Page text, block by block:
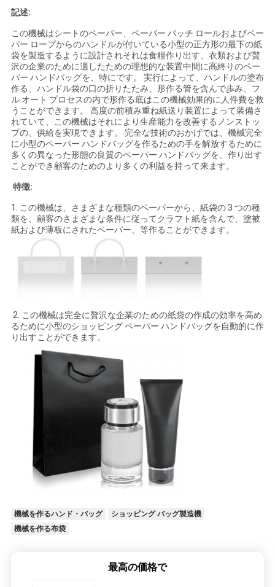
な
さ
い
地
図
PRIVACY
POLICY
記述:
この機械はシートのペーパー、ペーパー パッチ ロールおよびペー
パー ロープからのハンドルが付いている小型の正方形の最下の紙
袋を製造するように設計されそれは食糧作り出す、衣類および贅
沢の企業のために適したための理想的な装置中間に高終りのペー
パー ハンドバッグを、特にです。 実行によって、ハンドルの塗布
作る、ハンドル袋の口の折りたたみ、形作る管を含んで歩み、フ
ル オート プロセスの内で形作る底はこの機械効果的に人件費を救
うことができます。 高度の前積み重ね紙送り装置によって装備さ
れていて、この機械はそれにより生産能力を改善するノンストッ
プの、供給を実現できます。 完全な技術のおかげでは、機械完全
に小型のペーパー ハンドバッグを作るための手を解放するために
多くの異なった形態の良質のペーパー ハンドバッグを、作り出す
ことができ顧客のためのより多くの利益を持って来ます。
特徴:
1. この機械は、さまざまな種類のペーパーから、紙袋の 3 つの種
類を、顧客のさまざまな条件に従ってクラフト紙を含んで、塗被
紙および薄板にされたペーパー、等作ることができます。
2. この機械は完全に贅沢な企業のための紙袋の作成の効率を高め
るために小型のショッピング ペーパー ハンドバッグを自動的に作
り出すことができます。
機械を作るハンド・バッグ
ショッピング バッグ製造機
機械を作る布袋
最高の価格で